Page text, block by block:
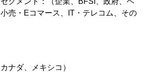
売・Eコマース、IT・テレコム、その
ナダ、メキシコ）